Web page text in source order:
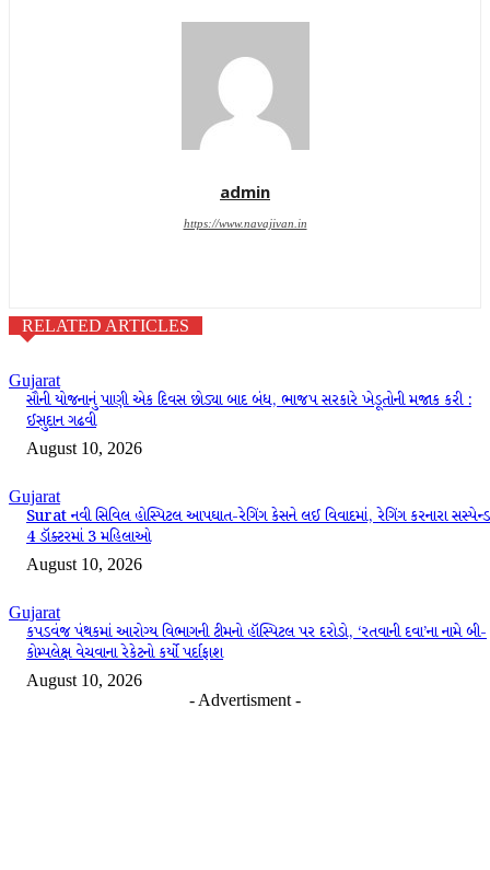
admin
https://www.navajivan.in
RELATED ARTICLES
Gujarat
સૌની યોજનાનું પાણી એક દિવસ છોડ્યા બાદ બંધ, ભાજપ સરકારે ખેડૂતોની મજાક કરી :
ઈસુદાન ગઢવી
August 10, 2026
Gujarat
Surat નવી સિવિલ હોસ્પિટલ આપઘાત-રેગિંગ કેસને લઈ વિવાદમાં, રેગિંગ કરનારા સસ્પેન્ડ
4 ડૉક્ટરમાં 3 મહિલાઓ
August 10, 2026
Gujarat
કપડવંજ પંથકમાં આરોગ્ય વિભાગની ટીમનો હૉસ્પિટલ પર દરોડો, ‘રતવાની દવા’ના નામે બી-
કોમ્પલેક્ષ વેચવાના રેકેટનો કર્યો પર્દાફાશ
August 10, 2026
- Advertisment -